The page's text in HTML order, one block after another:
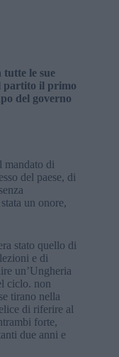
tutte le sue
partito il primo
del governo
mandato di
del paese, di
un onore,
stato quello di
e di
un’Ungheria
ciclo. non
tirano nella
di riferire al
forte,
due anni e